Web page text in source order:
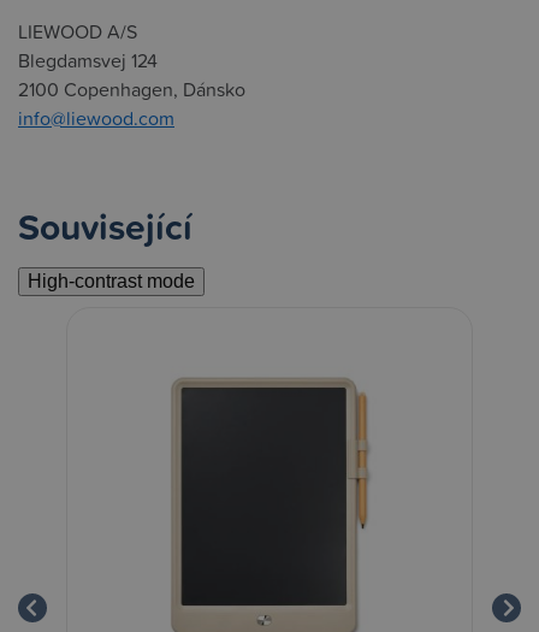
LIEWOOD A/S
Blegdamsvej 124
2100 Copenhagen, Dánsko
info@liewood.com
Související
High-contrast mode